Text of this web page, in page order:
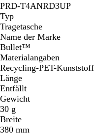
PRD-T4ANRD3UP
Typ
Tragetasche
Name der Marke
Bullet™
Materialangaben
Recycling-PET-
Länge
Entfällt
Gewicht
30 g
Breite
380 mm